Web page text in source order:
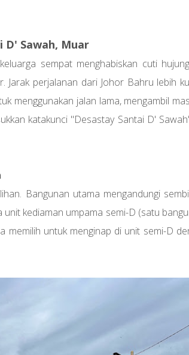
D' Sawah, Muar
sempat menghabiskan cuti
Jarak perjalanan dari Johor Bahru lebih
menggunakan jalan lama, mengambil
katakunci "Desastay Santai D'
Bangunan utama mengandungi
kediaman umpama semi-D (satu
memilih untuk menginap di unit semi-D